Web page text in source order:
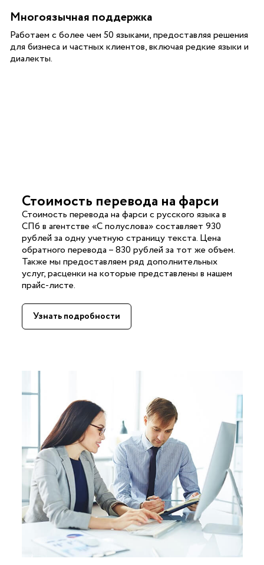
Многоязычная поддержка
Работаем с более чем 50 языками, предоставляя решения
для бизнеса и частных клиентов, включая редкие языки и
диалекты.
Стоимость перевода на фарси
Стоимость перевода на фарси с русского языка в
СПб в агентстве «С полуслова» составляет 930
рублей за одну учетную страницу текста. Цена
обратного перевода – 830 рублей за тот же объем.
Также мы предоставляем ряд дополнительных
услуг, расценки на которые представлены в нашем
прайс-листе.
Узнать подробности